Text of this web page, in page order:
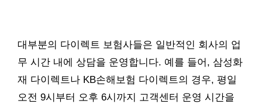
대부분의 다이렉트 보험사들은 일반적인 회사의 업
무 시간 내에 상담을 운영합니다. 예를 들어, 삼성화
재 다이렉트나 KB손해보험 다이렉트의 경우, 평일
오전 9시부터 오후 6시까지 고객센터 운영 시간을